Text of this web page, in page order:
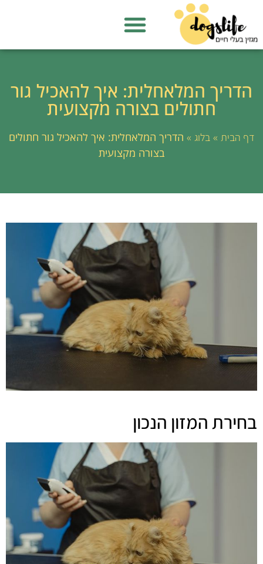
הדריך המלאחלית: איך להאכיל גור
חתולים בצורה מקצועית
דף הבית »בלוג » הדריך המלאחלית: איך להאכיל גור חתולים
בצורה מקצועית
בחירת המזון הנכון